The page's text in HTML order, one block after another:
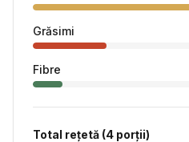
Grăsimi
Fibre
Total rețetă (4 porții)